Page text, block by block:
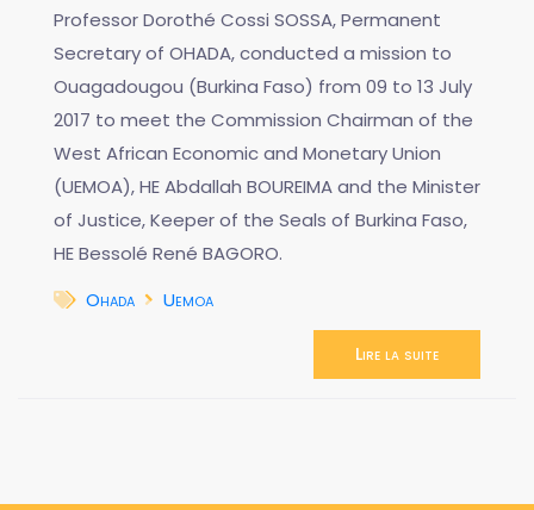
Professor Dorothé Cossi SOSSA, Permanent
Secretary of OHADA, conducted a mission to
Ouagadougou (Burkina Faso) from 09 to 13 July
2017 to meet the Commission Chairman of the
West African Economic and Monetary Union
(UEMOA), HE Abdallah BOUREIMA and the Minister
of Justice, Keeper of the Seals of Burkina Faso,
HE Bessolé René BAGORO.
Ohada
Uemoa
Lire la suite